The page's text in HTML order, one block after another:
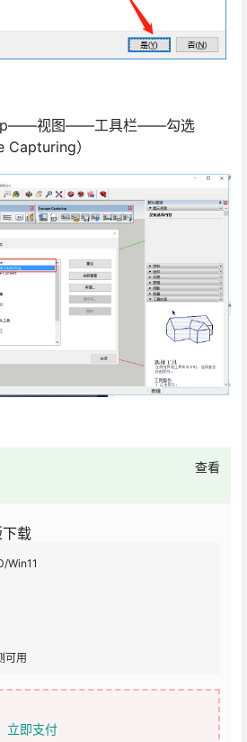
视图——工具栏——勾选
Capturing）
查看
载
Win11
可用
立即支付